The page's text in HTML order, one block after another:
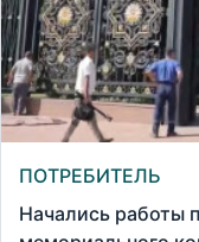
ПОТРЕБИТЕЛЬ
Начались работы